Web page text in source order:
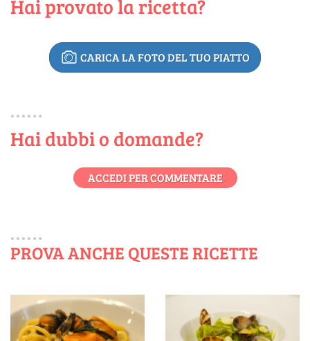
Hai provato la ricetta?
CARICA LA FOTO DEL TUO PIATTO
Hai dubbi o domande?
ACCEDI PER COMMENTARE
PROVA ANCHE QUESTE RICETTE